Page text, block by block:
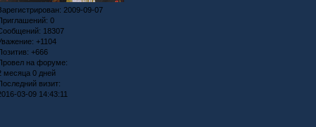
: 2009-09-07
0
18307
+1104
+666
на форуме:
месяца 0 дней
визит:
03-09 14:43:11